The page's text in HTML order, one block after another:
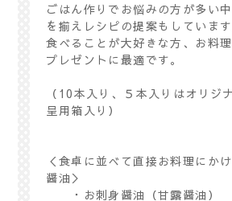
ごはん作りでお悩みの方が多い
を揃えレシピの提案もしています
食べることが大好きな方、お料
プレゼントに最適です。
（10本入り、５本入りはオリジ
呈用箱入り）
＜食卓に並べて直接お料理にか
醤油＞
・お刺身醤油（甘露醤油）